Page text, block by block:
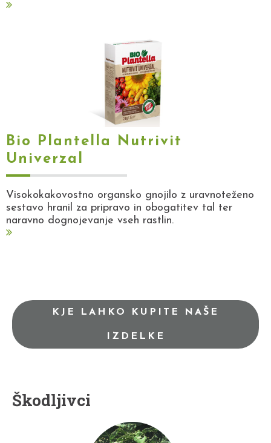
Bio Plantella Nutrivit
Univerzal
Visokokakovostno organsko gnojilo z uravnoteženo
sestavo hranil za pripravo in obogatitev tal ter
naravno dognojevanje vseh rastlin.
KJE LAHKO KUPITE NAŠE
IZDELKE
Škodljivci